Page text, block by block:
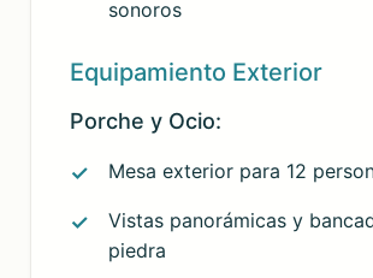
sonoros
Equipamiento Exterior
Porche y Ocio:
Mesa exterior para 12
Vistas panorámicas y
piedra